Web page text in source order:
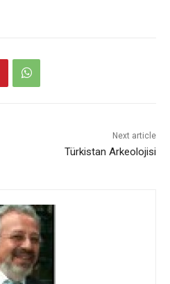
Next article
Türkistan Arkeolojisi